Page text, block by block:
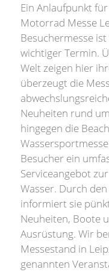
Ein Anlaufpunkt
Motorrad Messe
Besuchermesse
wichtiger Termin.
Welt zeigen hier
überzeugt die
Neuheiten rund
hingegen die
Besucher ein
Serviceangebot
Wasser. Durch
informiert sie
Neuheiten, Boote
Ausrüstung. Wir
Messestand in
genannten